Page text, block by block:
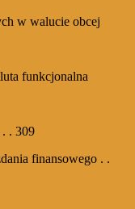
w walucie obcej
funkcjonalna
. . 309
finansowego . .